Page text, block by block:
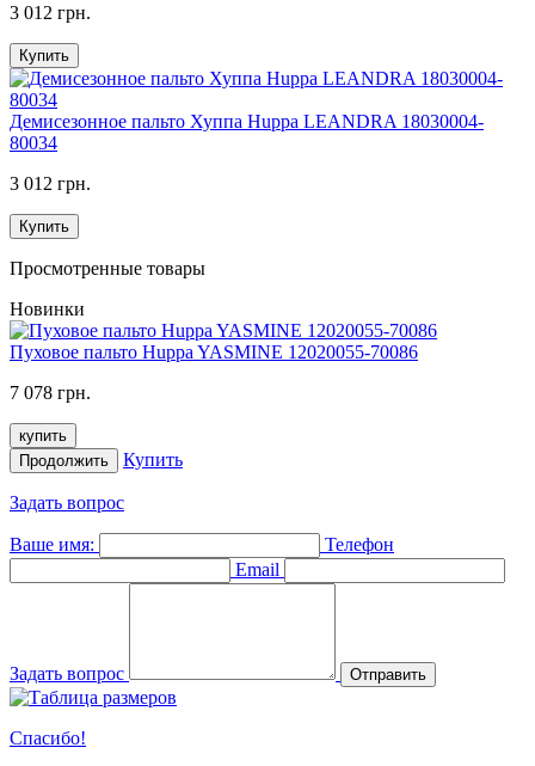
3 012 грн.
Купить
Демисезонное пальто Хуппа Huppa LEANDRA 18030004-
80034
3 012 грн.
Купить
Просмотренные товары
Новинки
Пуховое пальто Huppa YASMINE 12020055-70086
7 078 грн.
купить
Продолжить
Купить
Задать вопрос
Ваше имя:
Телефон
Email
Задать вопрос Отправить
Спасибо!